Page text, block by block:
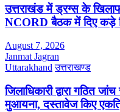
उत्तराखंड में ड्रग्स के
NCORD बैठक में दिए कड़े
August 7, 2026
Janmat Jagran
Uttarakhand उत्तराखण्ड
जिलाधिकारी द्वारा गठित
मुआयना, दस्तावेज किए